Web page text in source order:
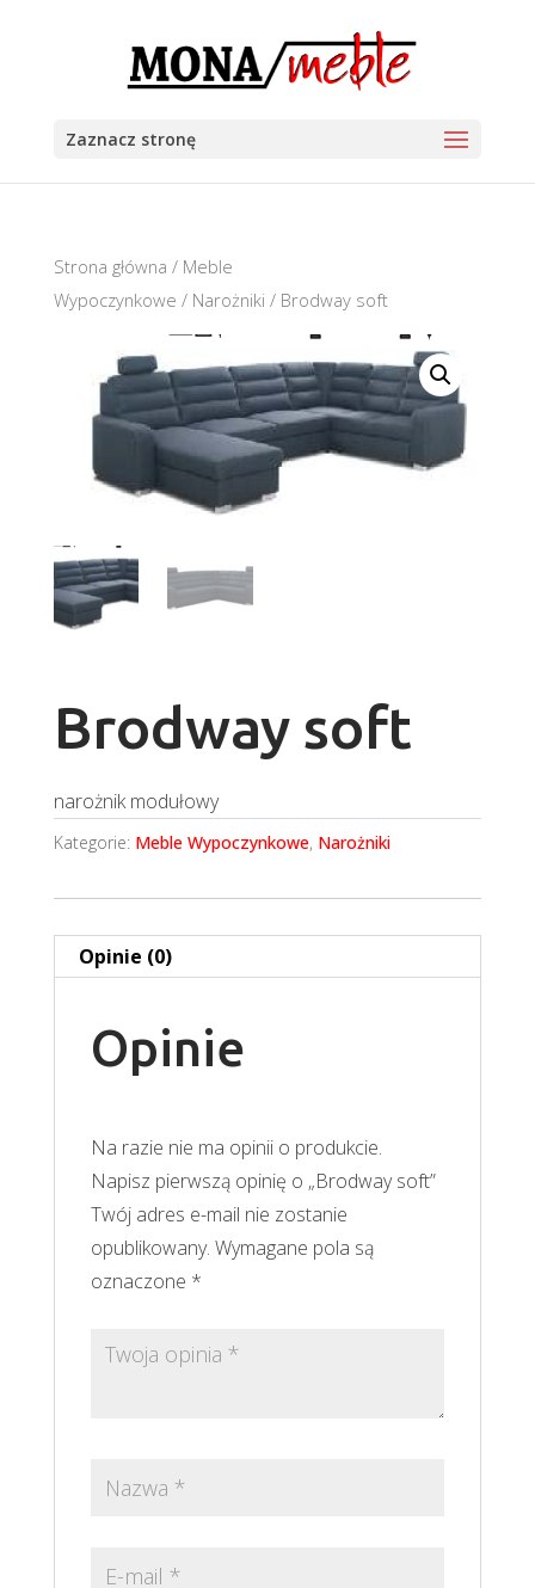
Zaznacz stronę
Strona główna / Meble
Wypoczynkowe / Narożniki / Brodway soft
Brodway soft
narożnik modułowy
Kategorie: Meble Wypoczynkowe, Narożniki
Opinie (0)
Opinie
Na razie nie ma opinii o produkcie.
Napisz pierwszą opinię o „Brodway soft”
Twój adres e-mail nie zostanie
opublikowany. Wymagane pola są
oznaczone *